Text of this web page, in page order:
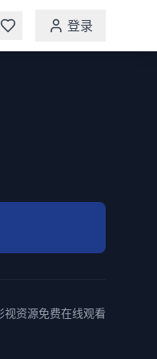
登录
资源免费在线观看